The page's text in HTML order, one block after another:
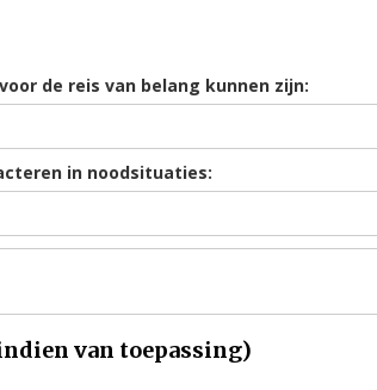
de reis van belang kunnen zijn:
in noodsituaties:
van toepassing)